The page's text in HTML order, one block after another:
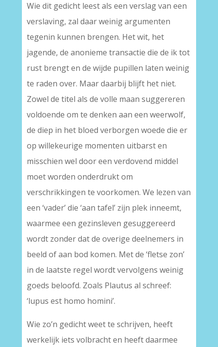
Wie dit gedicht leest als een verslag van een
verslaving, zal daar weinig argumenten
tegenin kunnen brengen. Het wit, het
jagende, de anonieme transactie die de ik tot
rust brengt en de wijde pupillen laten weinig
te raden over. Maar daarbij blijft het niet.
Zowel de titel als de volle maan suggereren
voldoende om te denken aan een weerwolf,
de diep in het bloed verborgen woede die er
op willekeurige momenten uitbarst en
misschien wel door een verdovend middel
moet worden onderdrukt om
verschrikkingen te voorkomen. We lezen van
een ‘vader’ die ‘aan tafel’ zijn plek inneemt,
waarmee een gezinsleven gesuggereerd
wordt zonder dat de overige deelnemers in
beeld of aan bod komen. Met de ‘fletse zon’
in de laatste regel wordt vervolgens weinig
goeds beloofd. Zoals Plautus al schreef:
‘lupus est homo homini’.
Wie zo’n gedicht weet te schrijven, heeft
werkelijk iets volbracht en heeft daarmee